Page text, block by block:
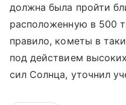
должна была пройти
расположенную в 500
правило, кометы в
под действием
сил Солнца, уточнил